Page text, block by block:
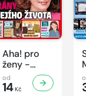
Aha! pro
ženy -
32/2026
od
14Kč